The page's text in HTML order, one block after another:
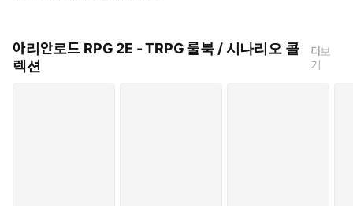
아리안로드 RPG 2E - TRPG 룰북 / 시나리오 콜
렉션
더보
기